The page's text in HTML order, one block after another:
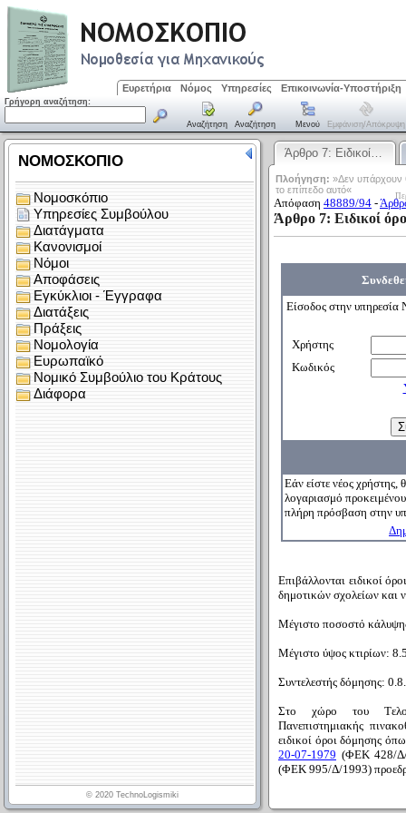
Ευρετήρια Νόμος Υπηρεσίες Επικοινωνία-Υποστήριξη
Γρήγορη αναζήτηση:
Αναζήτηση Αναζήτηση Μενού Εμφάνιση/απόκρυψη
Άρθρο 7: Ειδικοί…